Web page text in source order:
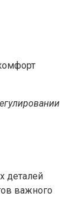
деталей
важного